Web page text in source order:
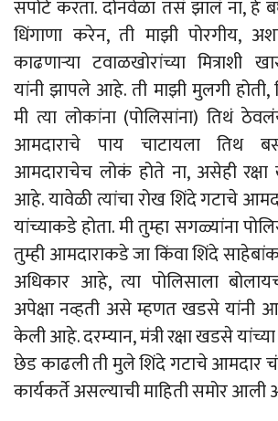
सपोर्ट करता. दोनवेळा तसं झालं ना, हे
धिंगाणा करेन, ती माझी पोरगीय,
काढणाऱ्या टवाळखोरांच्या मित्राशी
यांनी झापले आहे. ती माझी मुलगी होती,
मी त्या लोकांना (पोलिसांना) तिथं
आमदाराचे पाय चाटायला
आमदाराचेच लोकं होते ना, असेही
आहे. यावेळी त्यांचा रोख शिंदे गटाचे
यांच्याकडे होता. मी तुम्हा सगळ्यांना
तुम्ही आमदाराकडे जा किंवा शिंदे
अधिकार आहे, त्या पोलिसाला
अपेक्षा नव्हती असे म्हणत खडसे यांनी
केली आहे. दरम्यान, मंत्री रक्षा खडसे
छेड काढली ती मुले शिंदे गटाचे आमदार
कार्यकर्ते असल्याची माहिती समोर